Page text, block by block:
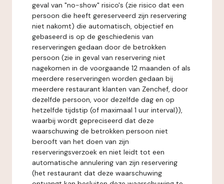
geval van "no-show" risico's (zie risico dat een
persoon die heeft gereserveerd zijn reservering
niet nakomt) die automatisch, objectief en
gebaseerd is op de geschiedenis van
reserveringen gedaan door de betrokken
persoon (zie in geval van reservering niet
nagekomen in de voorgaande 12 maanden of als
meerdere reserveringen worden gedaan bij
meerdere restaurant klanten van Zenchef, door
dezelfde persoon, voor dezelfde dag en op
hetzelfde tijdstip (of maximaal 1 uur interval)),
waarbij wordt gepreciseerd dat deze
waarschuwing de betrokken persoon niet
berooft van het doen van zijn
reserveringsverzoek en niet leidt tot een
automatische annulering van zijn reservering
(het restaurant dat deze waarschuwing